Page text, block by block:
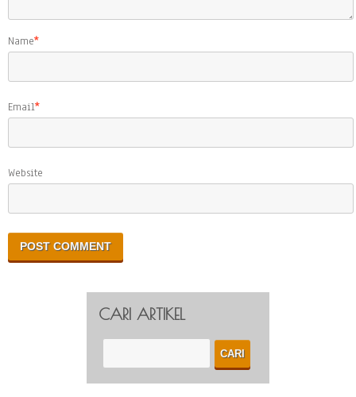
Name*
Email*
Website
CARI ARTIKEL